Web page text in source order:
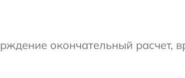
окончательный расчет,